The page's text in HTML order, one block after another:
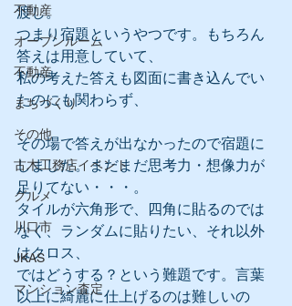
不動産
オープンルーム
不動産
まちづくり
その他
古木工務店イベント
グルメ
川口市
JKAS
マンション査定
渡し。
つまり宿題というやつです。もちろん
答えは用意していて、
私の考えた答えも図面に書き込んでい
たのにも関わらず、
その場で答えが出なかったので宿題に
しました。まだまだ思考力・想像力が
足りてない・・・。
タイルが六角形で、四角に貼るのでは
なく、ランダムに貼りたい、それ以外
はクロス、
ではどうする？という難題です。言葉
以上に綺麗に仕上げるのは難しいの